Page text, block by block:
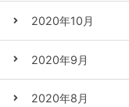
2020年10月
2020年9月
2020年8月